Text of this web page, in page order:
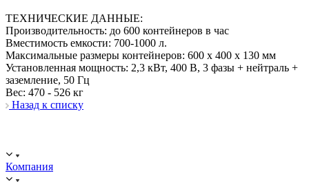
ТЕХНИЧЕСКИЕ ДАННЫЕ:
Производительность: до 600 контейнеров в час
Вместимость емкости: 700-1000 л.
Максимальные размеры контейнеров: 600 х 400 х 130 мм
Установленная мощность: 2,3 кВт, 400 В, 3 фазы + нейтраль +
заземление, 50 Гц
Вес: 470 - 526 кг
Назад к списку
Компания